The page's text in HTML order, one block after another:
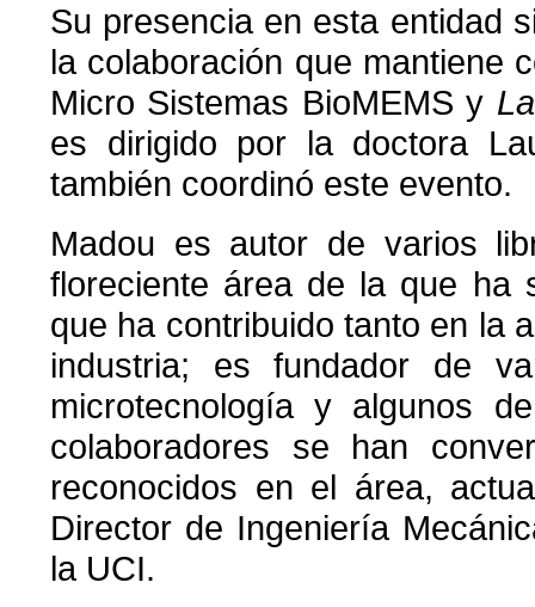
Su presencia en esta entidad
la colaboración que mantiene
Micro Sistemas BioMEMS y
es dirigido por la doctora
también coordinó este evento.
Madou es autor de varios
floreciente área de la que ha
que ha contribuido tanto en la
industria; es fundador de
microtecnología y algunos
colaboradores se han
reconocidos en el área,
Director de Ingeniería
la UCI.